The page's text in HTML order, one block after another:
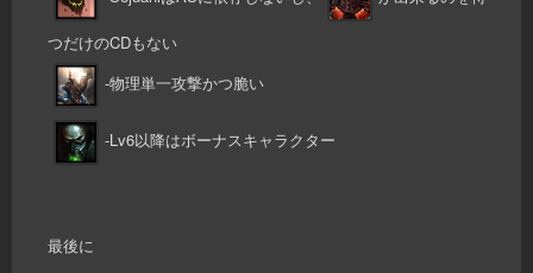
つだけのCDもない
-物理単一攻撃かつ脆い
-Lv6以降はボーナスキャラクター
最後に